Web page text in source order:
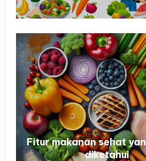
Fitur makanan sehat
diketahui